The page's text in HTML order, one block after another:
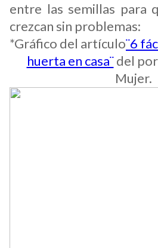
entre las semillas para
crezcan sin problemas:
*Gráfico del artículo¨6
huerta en casa¨del
Mujer.